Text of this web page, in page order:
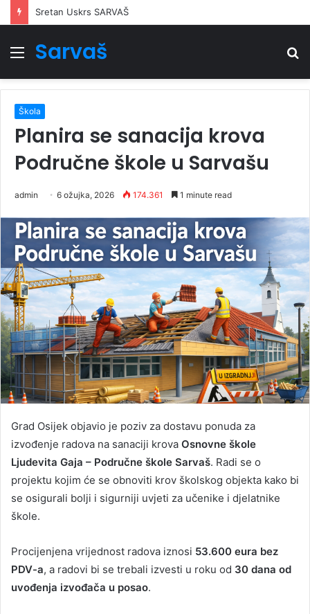
Sretan Uskrs SARVAŠ
Izbornik
Sarvaš
Škola
Planira se sanacija krova
Područne škole u Sarvašu
admin 6 ožujka, 2026 174.361 1 minute read
Grad Osijek objavio je poziv za dostavu ponuda za
izvođenje radova na sanaciji krova Osnovne škole
Ljudevita Gaja – Područne škole Sarvaš. Radi se o
projektu kojim će se obnoviti krov školskog objekta kako bi
se osigurali bolji i sigurniji uvjeti za učenike i djelatnike
škole.
Procijenjena vrijednost radova iznosi 53.600 eura bez
PDV-a, a radovi bi se trebali izvesti u roku od 30 dana od
uvođenja izvođača u posao.